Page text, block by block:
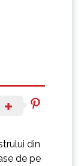
din
de pe